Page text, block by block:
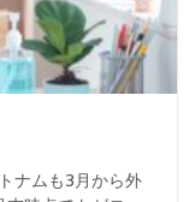
ナムも3月から外